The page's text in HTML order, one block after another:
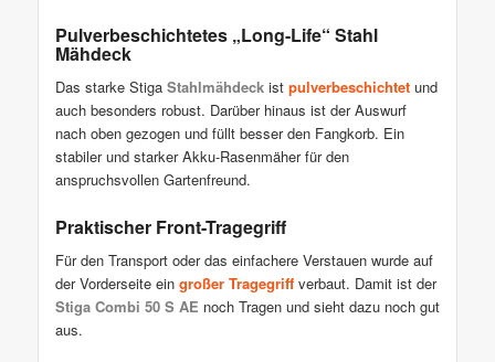
Pulverbeschichtetes „Long-Life“ Stahl
Mähdeck
Das starke Stiga Stahlmähdeckist pulverbeschichtetund
auch besonders robust. Darüber hinaus ist der Auswurf
nach oben gezogen und füllt besser den Fangkorb. Ein
stabiler und starker Akku-Rasenmäher für den
anspruchsvollen Gartenfreund.
Praktischer Front-Tragegriff
Für den Transport oder das einfachere Verstauen wurde auf
der Vorderseite ein großer Tragegriffverbaut. Damit ist der
Stiga Combi 50 S AE noch Tragen und sieht dazu noch gut
aus.